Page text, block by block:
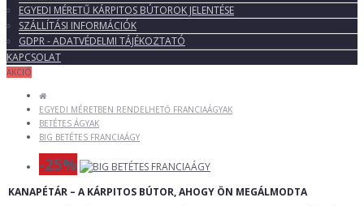
EGYEDI MÉRETŰ KÁRPITOS BÚTOROK JELENTÉSE
SZÁLLÍTÁSI INFORMÁCIÓK
GDPR - ADATVÉDELMI TÁJÉKOZTATÓ
KAPCSOLAT
AKCIÓ
EGYEDI MÉRETBEN RENDELHETŐ FRANCIAÁGYAK
BETÉTES ÁGYAK
BIG BETÉTES FRANCIAÁGY
-25%
KANAPÉTÁR – A KÁRPITOS BÚTOR, AHOGY ÖN MEGÁLMODTA